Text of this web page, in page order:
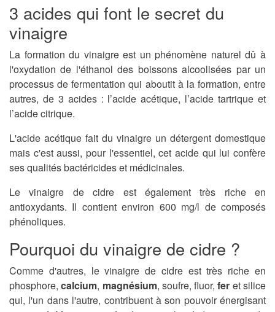
3 acides qui font le secret du
vinaigre
La formation du vinaigre est un phénomène naturel dû à
l'oxydation de l'éthanol des boissons alcoolisées par un
processus de fermentation qui aboutit à la formation, entre
autres, de 3 acides : l’acide acétique, l’acide tartrique et
l’acide citrique.
L'acide acétique fait du vinaigre un détergent domestique
mais c'est aussi, pour l'essentiel, cet acide qui lui confère
ses qualités bactéricides et médicinales.
Le vinaigre de cidre est également très riche en
antioxydants. Il contient environ 600 mg/l de composés
phénoliques.
Pourquoi du vinaigre de cidre ?
Comme d'autres, le vinaigre de cidre est très riche en
phosphore,calcium, magnésium, soufre, fluor,fer et silice
qui, l'un dans l'autre, contribuent à son pouvoir énergisant